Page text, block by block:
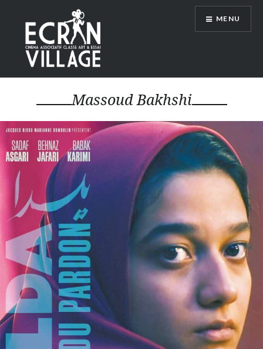
contenu
principal
ÉCRAN VILLAGE
MENU
Massoud Bakhshi